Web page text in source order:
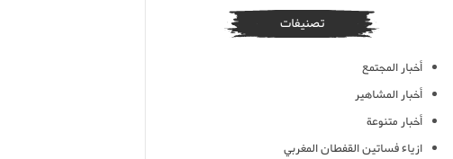
تصنيفات
أخبار المجتمع
أخبار المشاهير
أخبار متنوعة
ازياء فساتين القفطان المغربي